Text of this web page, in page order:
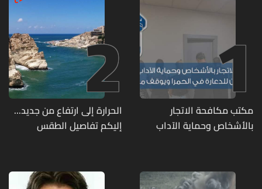
1
مكتب مكافحة الاتجار
بالأشخاص وحماية الآداب
متورطين
2
الحرارة إلى ارتفاع من جديد...
إليكم تفاصيل الطقس